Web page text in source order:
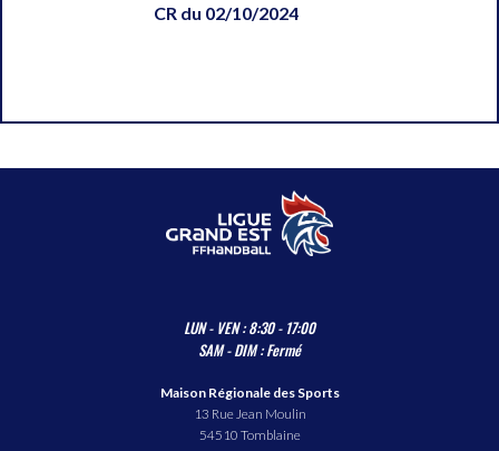
CR du 02/10/2024
LUN - VEN : 8:30 - 17:00
SAM - DIM : Fermé
Maison Régionale des Sports
13 Rue Jean Moulin
54510 Tomblaine